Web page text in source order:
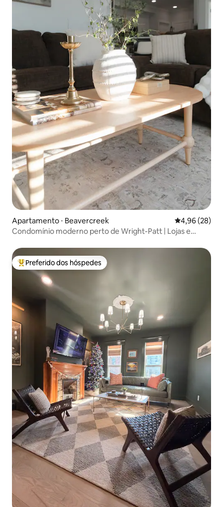
Apartamento ⋅ Beavercreek 4,96 de uma
4,96 (28)
Condomínio moderno perto de Wright-Patt | Lojas e
Entre os melhores preferidos dos hóspedes
Preferido dos hóspedes